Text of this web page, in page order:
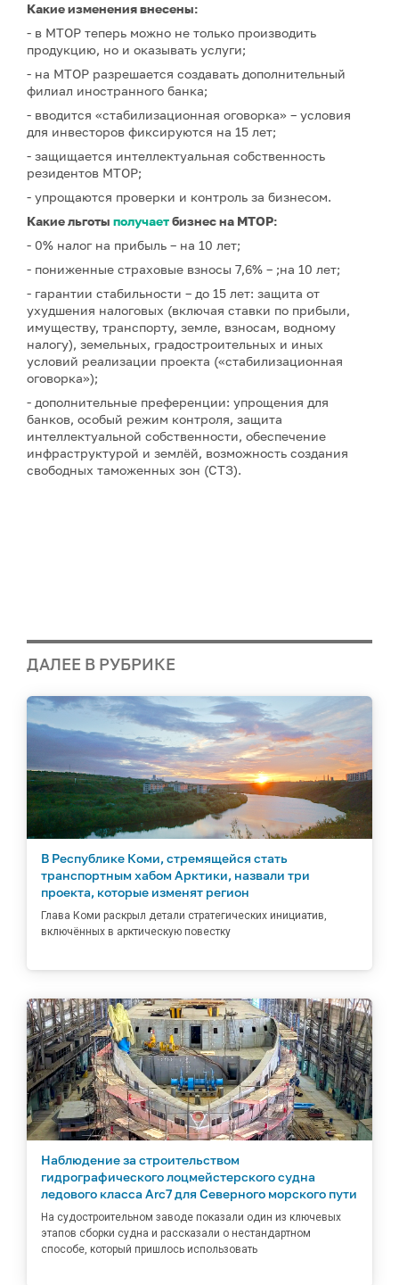
Какие изменения внесены:
- в МТОР теперь можно не только производить
продукцию, но и оказывать услуги;
- на МТОР разрешается создавать дополнительный
филиал иностранного банка;
- вводится «стабилизационная оговорка» – условия
для инвесторов фиксируются на 15 лет;
- защищается интеллектуальная собственность
резидентов МТОР;
- упрощаются проверки и контроль за бизнесом.
Какие льготы получаетбизнес на МТОР:
- 0% налог на прибыль – на 10 лет;
- пониженные страховые взносы 7,6% – ;на 10 лет;
- гарантии стабильности – до 15 лет: защита от
ухудшения налоговых (включая ставки по прибыли,
имуществу, транспорту, земле, взносам, водному
налогу), земельных, градостроительных и иных
условий реализации проекта («стабилизационная
оговорка»);
- дополнительные преференции: упрощения для
банков, особый режим контроля, защита
интеллектуальной собственности, обеспечение
инфраструктурой и землёй, возможность создания
свободных таможенных зон (СТЗ).
ДАЛЕЕ В РУБРИКЕ
В Республике Коми, стремящейся стать
транспортным хабом Арктики, назвали три
проекта, которые изменят регион
Глава Коми раскрыл детали стратегических инициатив,
включённых в арктическую повестку
Наблюдение за строительством
гидрографического лоцмейстерского судна
ледового класса Arc7 для Северного морского пути
На судостроительном заводе показали один из ключевых
этапов сборки судна и рассказали о нестандартном
способе, который пришлось использовать